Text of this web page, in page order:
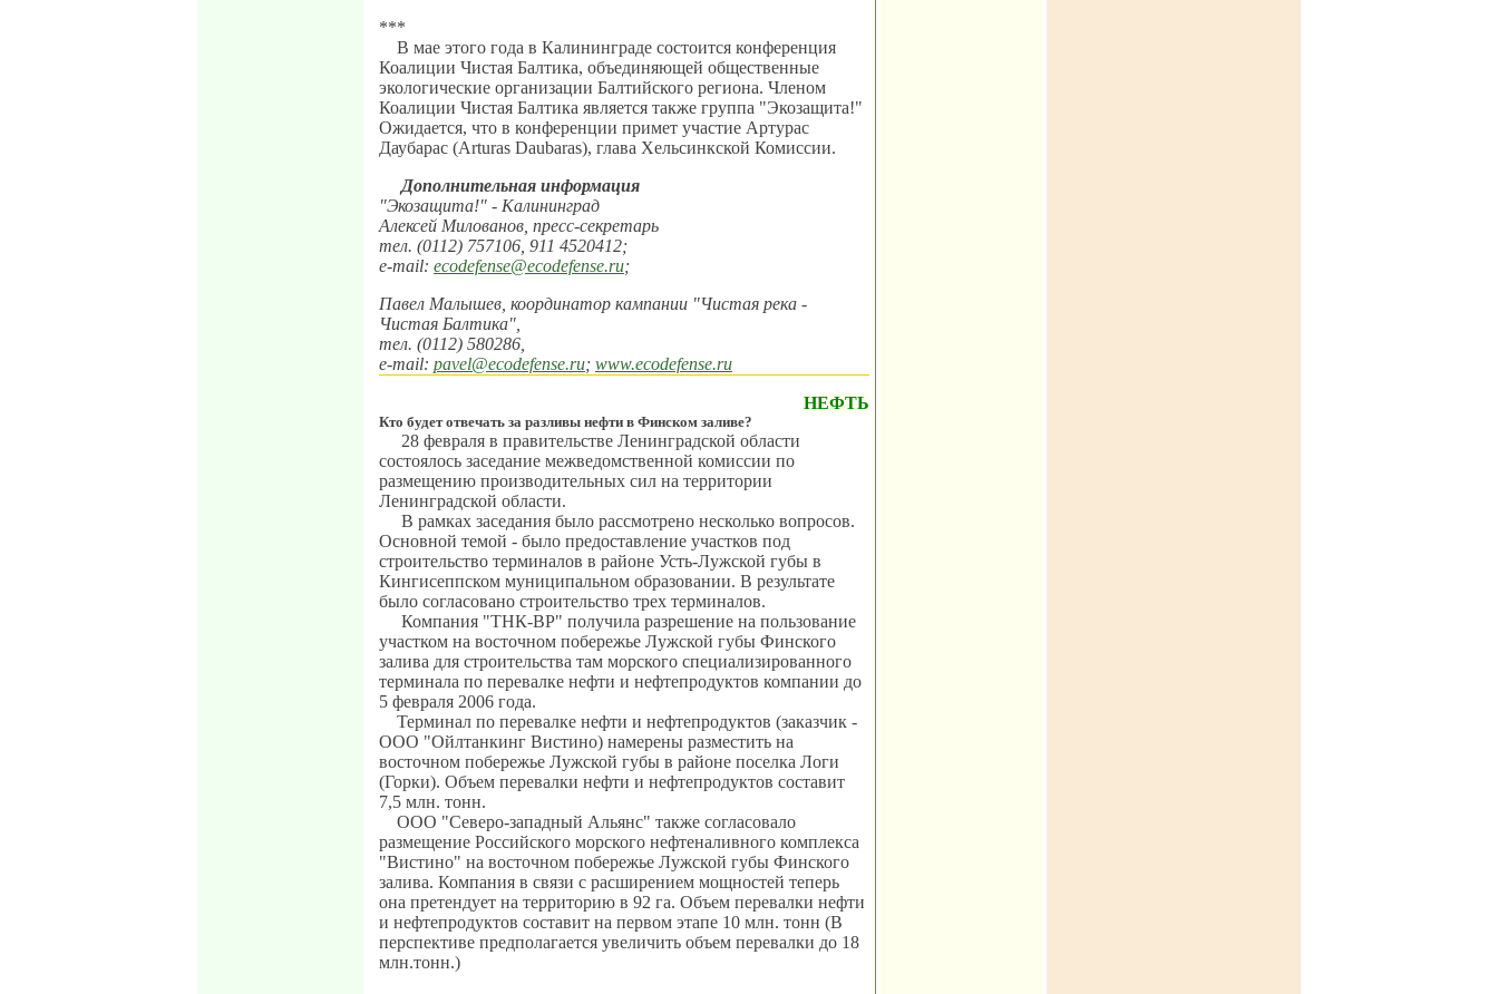
***
В мае этого года в Калининграде состоится конференция
Коалиции Чистая Балтика, объединяющей общественные
экологические организации Балтийского региона. Членом
Коалиции Чистая Балтика является также группа "Экозащита!"
Ожидается, что в конференции примет участие Артурас
Даубарас (Arturas Daubaras), глава Хельсинкской Комиссии.
Дополнительная информация
"Экозащита!" - Калининград
Алексей Милованов, пресс-секретарь
тел. (0112) 757106, 911 4520412;
e-mail: ecodefense@ecodefense.ru;
Павел Малышев, координатор кампании "Чистая река -
Чистая Балтика",
тел. (0112) 580286,
e-mail: pavel@ecodefense.ru; www.ecodefense.ru
НЕФТЬ
Кто будет отвечать за разливы нефти в Финском заливе?
28 февраля в правительстве Ленинградской области
состоялось заседание межведомственной комиссии по
размещению производительных сил на территории
Ленинградской области.
В рамках заседания было рассмотрено несколько вопросов.
Основной темой - было предоставление участков под
строительство терминалов в районе Усть-Лужской губы в
Кингисеппском муниципальном образовании. В результате
было согласовано строительство трех терминалов.
Компания "ТНК-ВР" получила разрешение на пользование
участком на восточном побережье Лужской губы Финского
залива для строительства там морского специализированного
терминала по перевалке нефти и нефтепродуктов компании до
5 февраля 2006 года.
Терминал по перевалке нефти и нефтепродуктов (заказчик -
ООО "Ойлтанкинг Вистино) намерены разместить на
восточном побережье Лужской губы в районе поселка Логи
(Горки). Объем перевалки нефти и нефтепродуктов составит
7,5 млн. тонн.
ООО "Северо-западный Альянс" также согласовало
размещение Российского морского нефтеналивного комплекса
"Вистино" на восточном побережье Лужской губы Финского
залива. Компания в связи с расширением мощностей теперь
она претендует на территорию в 92 га. Объем перевалки нефти
и нефтепродуктов составит на первом этапе 10 млн. тонн (В
перспективе предполагается увеличить объем перевалки до 18
млн.тонн.)